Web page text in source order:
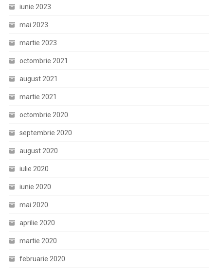
iunie 2023
mai 2023
martie 2023
octombrie 2021
august 2021
martie 2021
octombrie 2020
septembrie 2020
august 2020
iulie 2020
iunie 2020
mai 2020
aprilie 2020
martie 2020
februarie 2020